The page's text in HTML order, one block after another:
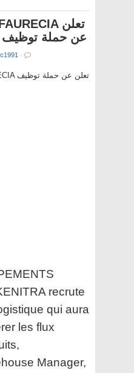
عن حملة
·
recrute
qui aura
les flux
Manager,